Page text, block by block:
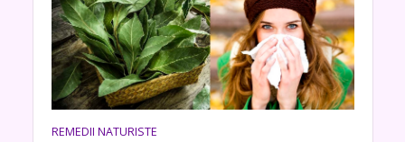
REMEDII NATURISTE